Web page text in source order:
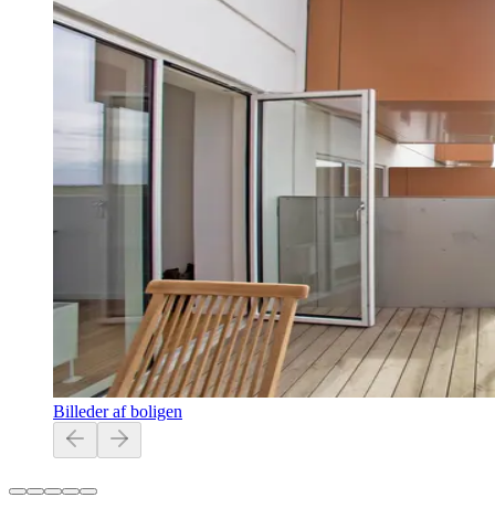
Billeder af boligen